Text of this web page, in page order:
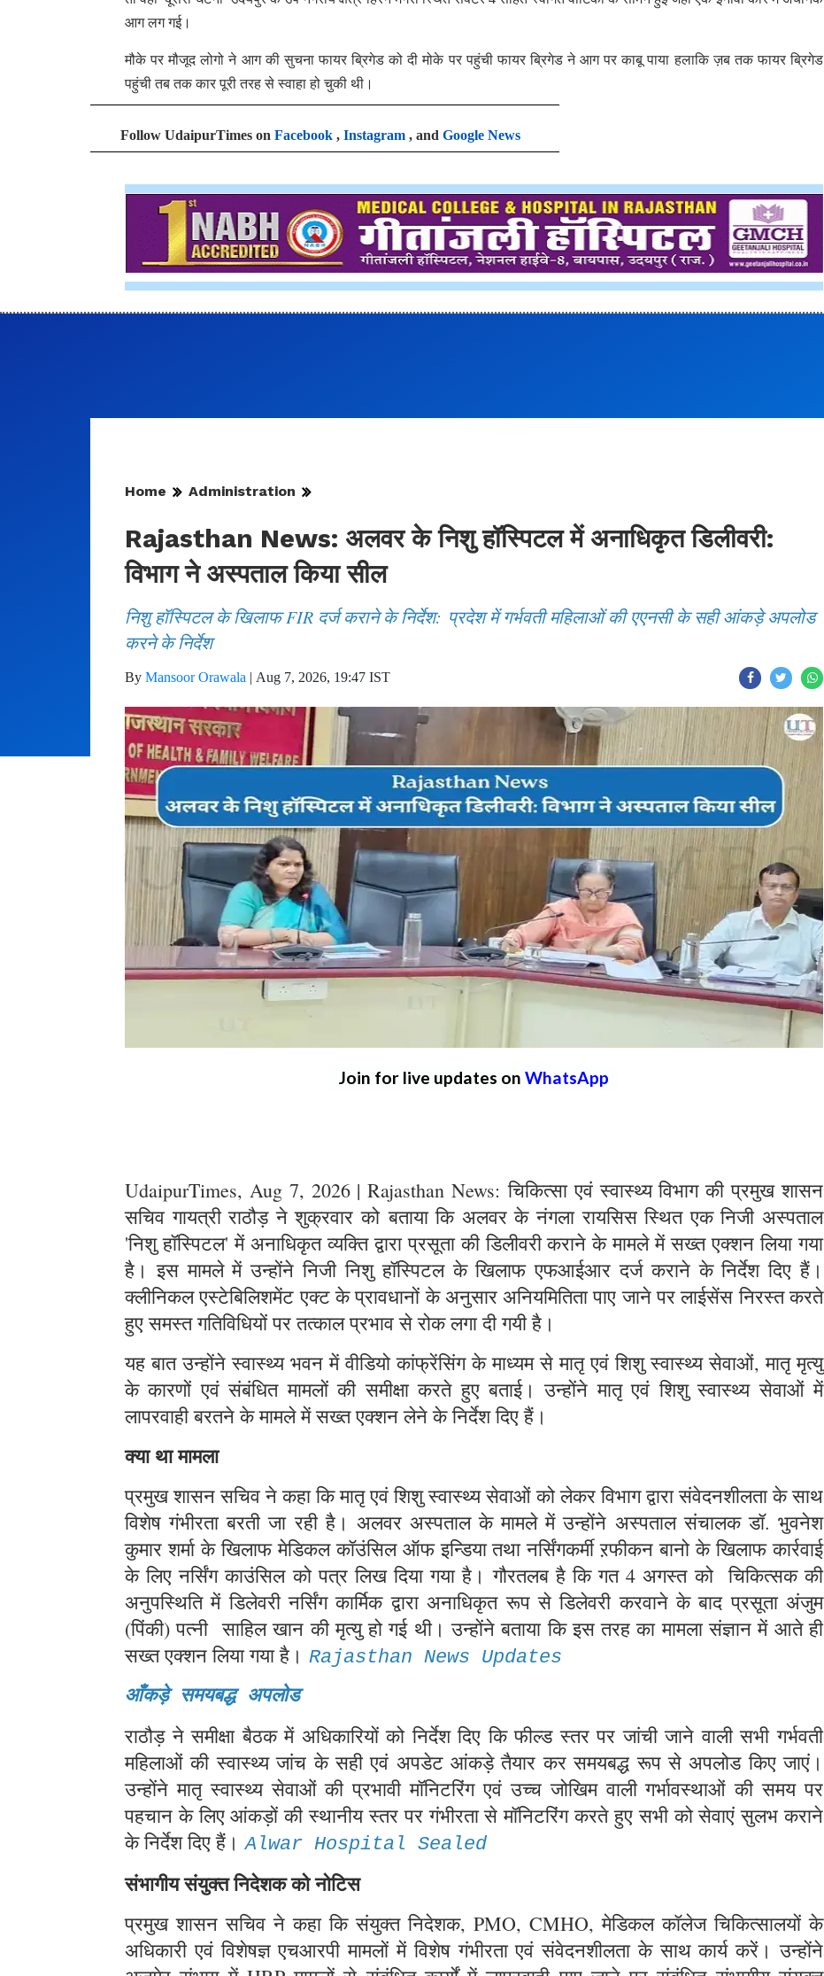
आग लग गई।
मौके पर मौजूद लोगो ने आग की सुचना फायर ब्रिगेड को दी मोके पर पहुंची फायर ब्रिगेड ने आग पर काबू पाया हलाकि ज़ब तक फायर ब्रिगेड
पहुंची तब तक कार पूरी तरह से स्वाहा हो चुकी थी।
Follow UdaipurTimes on Facebook , Instagram , and Google News
Home Administration
Rajasthan News: अलवर के निशु हॉस्पिटल में अनाधिकृत डिलीवरी:
विभाग ने अस्पताल किया सील
निशु हॉस्पिटल के खिलाफ FIR दर्ज कराने के निर्देश: प्रदेश में गर्भवती महिलाओं की एएनसी के सही आंकड़े अपलोड
करने के निर्देश
By Mansoor Orawala | Aug 7, 2026, 19:47 IST
Join for live updates on WhatsApp
UdaipurTimes, Aug 7, 2026 | Rajasthan News: चिकित्सा एवं स्वास्थ्य विभाग की प्रमुख शासन
सचिव गायत्री राठौड़ ने शुक्रवार को बताया कि अलवर के नंगला रायसिस स्थित एक निजी अस्पताल
'निशु हॉस्पिटल' में अनाधिकृत व्यक्ति द्वारा प्रसूता की डिलीवरी कराने के मामले में सख्त एक्शन लिया गया
है। इस मामले में उन्होंने निजी निशु हॉस्पिटल के खिलाफ एफआईआर दर्ज कराने के निर्देश दिए हैं।
क्लीनिकल एस्टेबिलिशमेंट एक्ट के प्रावधानों के अनुसार अनियमितिता पाए जाने पर लाईसेंस निरस्त करते
हुए समस्त गतिविधियों पर तत्काल प्रभाव से रोक लगा दी गयी है।
यह बात उन्होंने स्वास्थ्य भवन में वीडियो कांफ्रेंसिंग के माध्यम से मातृ एवं शिशु स्वास्थ्य सेवाओं, मातृ मृत्यु
के कारणों एवं संबंधित मामलों की समीक्षा करते हुए बताई। उन्होंने मातृ एवं शिशु स्वास्थ्य सेवाओं में
लापरवाही बरतने के मामले में सख्त एक्शन लेने के निर्देश दिए हैं।
क्या था मामला
प्रमुख शासन सचिव ने कहा कि मातृ एवं शिशु स्वास्थ्य सेवाओं को लेकर विभाग द्वारा संवेदनशीलता के साथ
विशेष गंभीरता बरती जा रही है। अलवर अस्पताल के मामले में उन्होंने अस्पताल संचालक डॉ. भुवनेश
कुमार शर्मा के खिलाफ मेडिकल कॉउंसिल ऑफ इन्डिया तथा नर्सिंगकर्मी ऱफीकन बानो के खिलाफ कार्रवाई
के लिए नर्सिंग काउंसिल को पत्र लिख दिया गया है। गौरतलब है कि गत 4 अगस्त को चिकित्सक की
अनुपस्थिति में डिलेवरी नर्सिंग कार्मिक द्वारा अनाधिकृत रूप से डिलेवरी करवाने के बाद प्रसूता अंजुम
(पिंकी) पत्नी साहिल खान की मृत्यु हो गई थी। उन्होंने बताया कि इस तरह का मामला संज्ञान में आते ही
सख्त एक्शन लिया गया है। Rajasthan News Updates
आँकड़े समयबद्ध अपलोड
राठौड़ ने समीक्षा बैठक में अधिकारियों को निर्देश दिए कि फील्ड स्तर पर जांची जाने वाली सभी गर्भवती
महिलाओं की स्वास्थ्य जांच के सही एवं अपडेट आंकड़े तैयार कर समयबद्ध रूप से अपलोड किए जाएं।
उन्होंने मातृ स्वास्थ्य सेवाओं की प्रभावी मॉनिटरिंग एवं उच्च जोखिम वाली गर्भावस्थाओं की समय पर
पहचान के लिए आंकड़ों की स्थानीय स्तर पर गंभीरता से मॉनिटरिंग करते हुए सभी को सेवाएं सुलभ कराने
के निर्देश दिए हैं।Alwar Hospital Sealed
संभागीय संयुक्त निदेशक को नोटिस
प्रमुख शासन सचिव ने कहा कि संयुक्त निदेशक, PMO, CMHO, मेडिकल कॉलेज चिकित्सालयों के
अधिकारी एवं विशेषज्ञ एचआरपी मामलों में विशेष गंभीरता एवं संवेदनशीलता के साथ कार्य करें। उन्होंने